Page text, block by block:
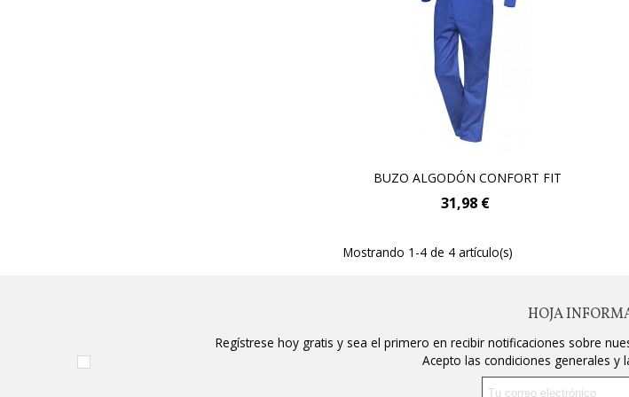
Añadir Al Carrito
BUZO ALGODÓN CONFORT FIT
31,98 €
Mostrando 1-4 de 4 artículo(s)
HOJA
Regístrese hoy gratis y sea el primero en recibir notificaciones sobre
Acepto las condiciones generales y